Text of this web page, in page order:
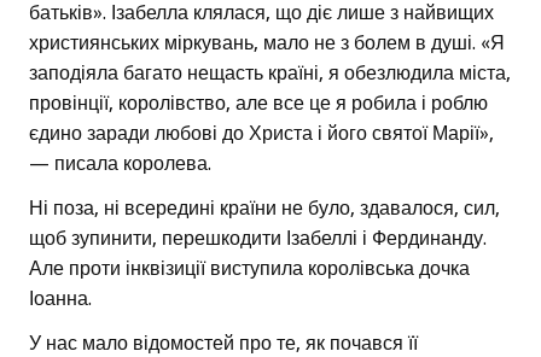
батьків». Ізабелла клялася, що діє лише з найвищих
християнських міркувань, мало не з болем в душі. «Я
заподіяла багато нещасть країні, я обезлюдила міста,
провінції, королівство, але все це я робила і роблю
єдино заради любові до Христа і його святої Марії»,
— писала королева.
Ні поза, ні всередині країни не було, здавалося, сил,
щоб зупинити, перешкодити Ізабеллі і Фердинанду.
Але проти інквізиції виступила королівська дочка
Іоанна.
У нас мало відомостей про те, як почався її